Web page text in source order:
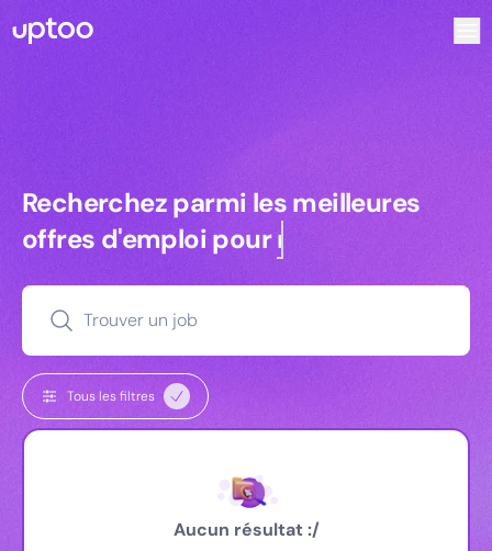
Recherchez parmi les meilleures
Recherchez parmi les meilleures
offres d'emploi pourcommerciaux
Trouver un job
Tous les filtres
Aucun résultat :/